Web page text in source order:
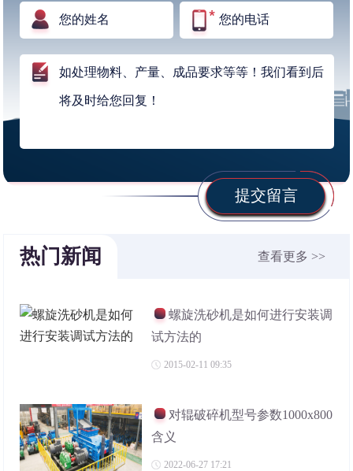
提交留言
热门新闻 查看更多 >>
螺旋洗砂机是如何进行安装调
试方法的
2015-02-11 09:35
对辊破碎机型号参数1000x800
含义
2022-06-27 17:21